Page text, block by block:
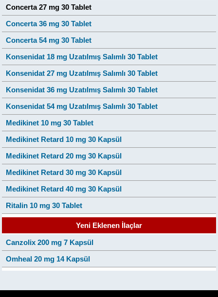
Concerta 27 mg 30 Tablet
Concerta 36 mg 30 Tablet
Concerta 54 mg 30 Tablet
Konsenidat 18 mg Uzatılmış Salımlı 30 Tablet
Konsenidat 27 mg Uzatılmış Salımlı 30 Tablet
Konsenidat 36 mg Uzatılmış Salımlı 30 Tablet
Konsenidat 54 mg Uzatılmış Salımlı 30 Tablet
Medikinet 10 mg 30 Tablet
Medikinet Retard 10 mg 30 Kapsül
Medikinet Retard 20 mg 30 Kapsül
Medikinet Retard 30 mg 30 Kapsül
Medikinet Retard 40 mg 30 Kapsül
Ritalin 10 mg 30 Tablet
Yeni Eklenen İlaçlar
Canzolix 200 mg 7 Kapsül
Omheal 20 mg 14 Kapsül